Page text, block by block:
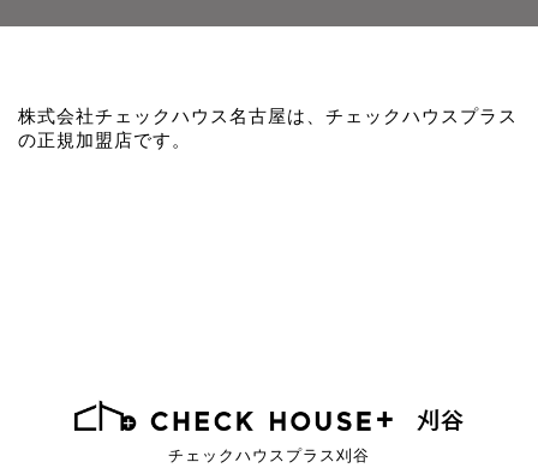
株式会社チェックハウス名古屋は、チェックハウスプラス
の正規加盟店です。
チェックハウスプラス刈谷